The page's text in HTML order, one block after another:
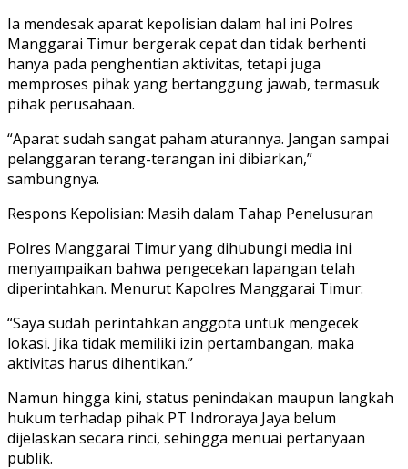
Ia mendesak aparat kepolisian dalam hal ini Polres
Manggarai Timur bergerak cepat dan tidak berhenti
hanya pada penghentian aktivitas, tetapi juga
memproses pihak yang bertanggung jawab, termasuk
pihak perusahaan.
“Aparat sudah sangat paham aturannya. Jangan sampai
pelanggaran terang-terangan ini dibiarkan,”
sambungnya.
Respons Kepolisian: Masih dalam Tahap Penelusuran
Polres Manggarai Timur yang dihubungi media ini
menyampaikan bahwa pengecekan lapangan telah
diperintahkan. Menurut Kapolres Manggarai Timur:
“Saya sudah perintahkan anggota untuk mengecek
lokasi. Jika tidak memiliki izin pertambangan, maka
aktivitas harus dihentikan.”
Namun hingga kini, status penindakan maupun langkah
hukum terhadap pihak PT Indroraya Jaya belum
dijelaskan secara rinci, sehingga menuai pertanyaan
publik.